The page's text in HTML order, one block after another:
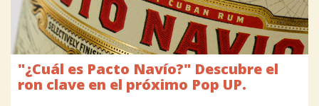
"¿Cuál es Pacto Navío?" Descubre el
ron clave en el próximo Pop UP.